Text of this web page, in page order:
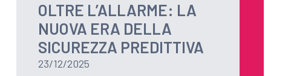
OLTRE L’ALLARME: LA
NUOVA ERA DELLA
SICUREZZA PREDITTIVA
23/12/2025